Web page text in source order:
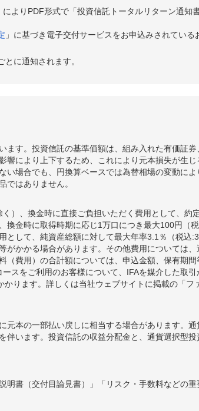
よりPDF形式で「投資信託トータルリターン通知
」に基づき電子交付サービスをお申込みされている
に通知されます。
す。投資信託の基準価額は、組み入れた有価証
により上下するため、これにより元本損失が生じ
場合でも、円換算ベースでは為替相場の変動によ
ではありません。
）、換金時に直接ご負担いただく費用として、約
金時に取得時期に応じ1万口につき最大100円（
して、純資産総額に対して最大年率3.1％（税込
かかる場合があります。その他費用については、
費用）の合計額については、申込金額、保有期間
スをご利用のお客様について、IFAを媒介した取
ります。詳しくは当社ウェブサイトに掲載の「フ
本の一部払い戻しに相当する場合があります。
います。投資信託の収益分配金と、通貨選択型
書（交付目論見書）」「リスク・手数料などの重